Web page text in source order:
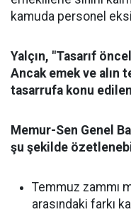
kamuda personel
Yalçın, "Tasarıf
Ancak emek ve alın
tasarrufa konu
Memur-Sen Genel
şu şekilde
Temmuz zammı
arasındaki farkı